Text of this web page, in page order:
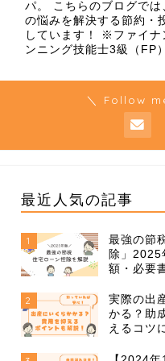
パ。 こちらのブログでは
の悩みを解決する節約・
しています！ ※ファイナ
ンニング技能士3級（FP
＼ Follow
最近人気の記事
1
最強の節
除」2025
額・必要
2
実際の出
かる？助
えるコツ